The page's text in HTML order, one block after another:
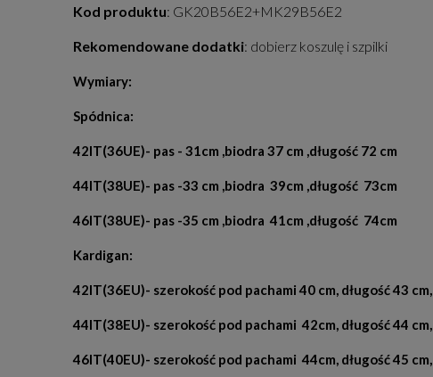
Kod produktu: GK20B56E2+MK29B56E2
Rekomendowane dodatki: dobierz koszulę i szpilki
Wymiary:
Spódnica:
42IT(36UE)- pas - 31cm ,biodra 37 cm ,długość 72 cm
44IT(38UE)- pas -33 cm ,biodra 39cm ,długość 73cm
46IT(38UE)- pas -35 cm ,biodra 41cm ,długość 74cm
Kardigan:
42IT(36EU)- szerokość pod pachami 40 cm, długość 43 cm,
44IT(38EU)- szerokość pod pachami 42cm, długość 44 cm,
46IT(40EU)- szerokość pod pachami 44cm, długość 45 cm,